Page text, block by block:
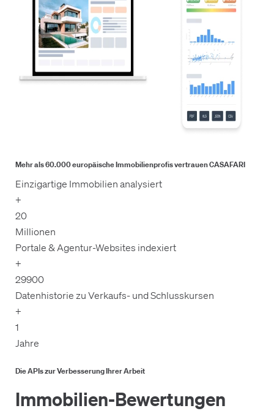
Mehr als 60.000 europäische Immobilienprofis vertrauen CASAFARI
Einzigartige Immobilien analysiert
+
20
Millionen
Portale & Agentur-Websites indexiert
+
29900
Datenhistorie zu Verkaufs- und Schlusskursen
+
1
Jahre
Die APIs zur Verbesserung Ihrer Arbeit
Immobilien-Bewertungen